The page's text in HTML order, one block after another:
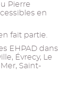
Pierre
en
fait partie.
EHPAD dans
Évrecy, Le
Saint-